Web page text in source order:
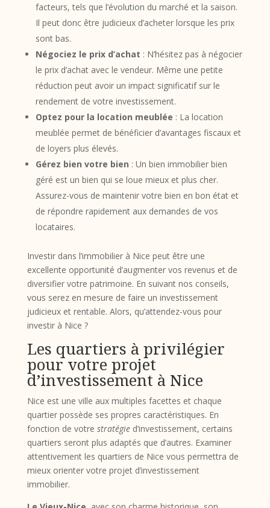
facteurs, tels que l’évolution du marché et la saison.
Il peut donc être judicieux d’acheter lorsque les prix
sont bas.
Négociez le prix d’achat : N’hésitez pas à négocier
le prix d’achat avec le vendeur. Même une petite
réduction peut avoir un impact significatif sur le
rendement de votre investissement.
Optez pour la location meublée : La location
meublée permet de bénéficier d’avantages fiscaux et
de loyers plus élevés.
Gérez bien votre bien : Un bien immobilier bien
géré est un bien qui se loue mieux et plus cher.
Assurez-vous de maintenir votre bien en bon état et
de répondre rapidement aux demandes de vos
locataires.
Investir dans l’immobilier à Nice peut être une
excellente opportunité d’augmenter vos revenus et de
diversifier votre patrimoine. En suivant nos conseils,
vous serez en mesure de faire un investissement
judicieux et rentable. Alors, qu’attendez-vous pour
investir à Nice ?
Les quartiers à privilégier
pour votre projet
d’investissement à Nice
Nice est une ville aux multiples facettes et chaque
quartier possède ses propres caractéristiques. En
fonction de votre stratégied’investissement, certains
quartiers seront plus adaptés que d’autres. Examiner
attentivement les quartiers de Nice vous permettra de
mieux orienter votre projet d’investissement
immobilier.